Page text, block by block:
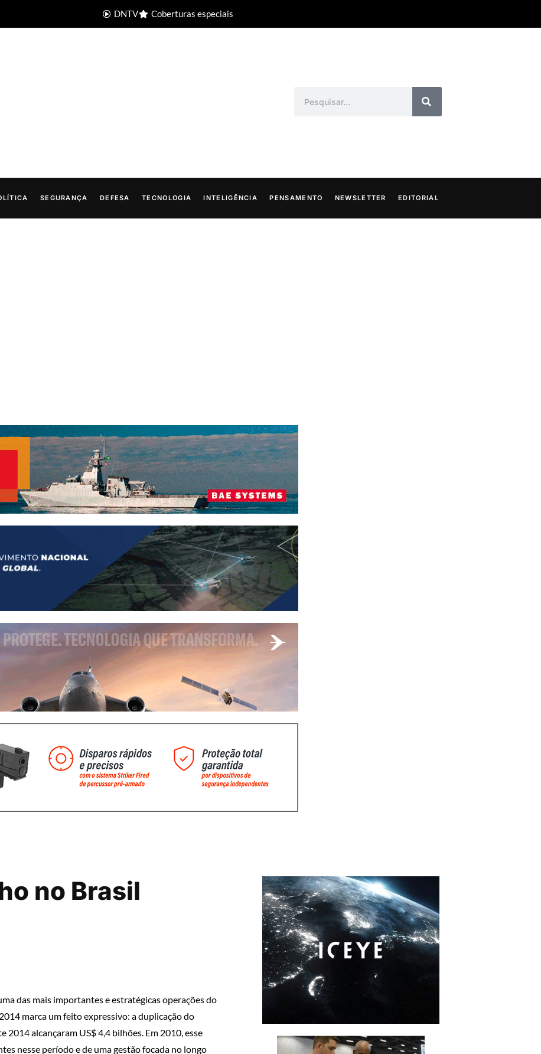
DNTV Coberturas especiais
SEGURANÇA DEFESA TECNOLOGIA INTELIGÊNCIA PENSAMENTO NEWSLETTER EDITORIAL
no Brasil
das mais importantes e estratégicas operações do
marca um feito expressivo: a duplicação do
alcançaram US$ 4,4 bilhões. Em 2010, esse
nesse período e de uma gestão focada no longo